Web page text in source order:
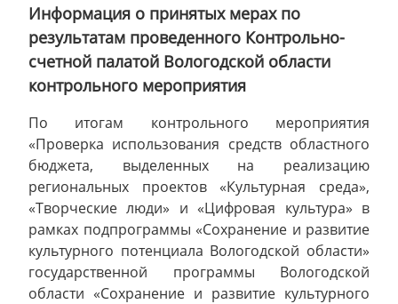
Информация о принятых мерах по
результатам проведенного Контрольно-
счетной палатой Вологодской области
контрольного мероприятия
По итогам контрольного мероприятия
«Проверка использования средств областного
бюджета, выделенных на реализацию
региональных проектов «Культурная среда»,
«Творческие люди» и «Цифровая культура» в
рамках подпрограммы «Сохранение и развитие
культурного потенциала Вологодской области»
государственной программы Вологодской
области «Сохранение и развитие культурного